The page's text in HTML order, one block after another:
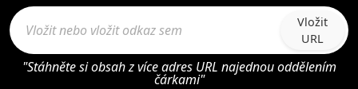
Vložit
URL
"Stáhněte si obsah z více adres URL najednou oddělením
čárkami"